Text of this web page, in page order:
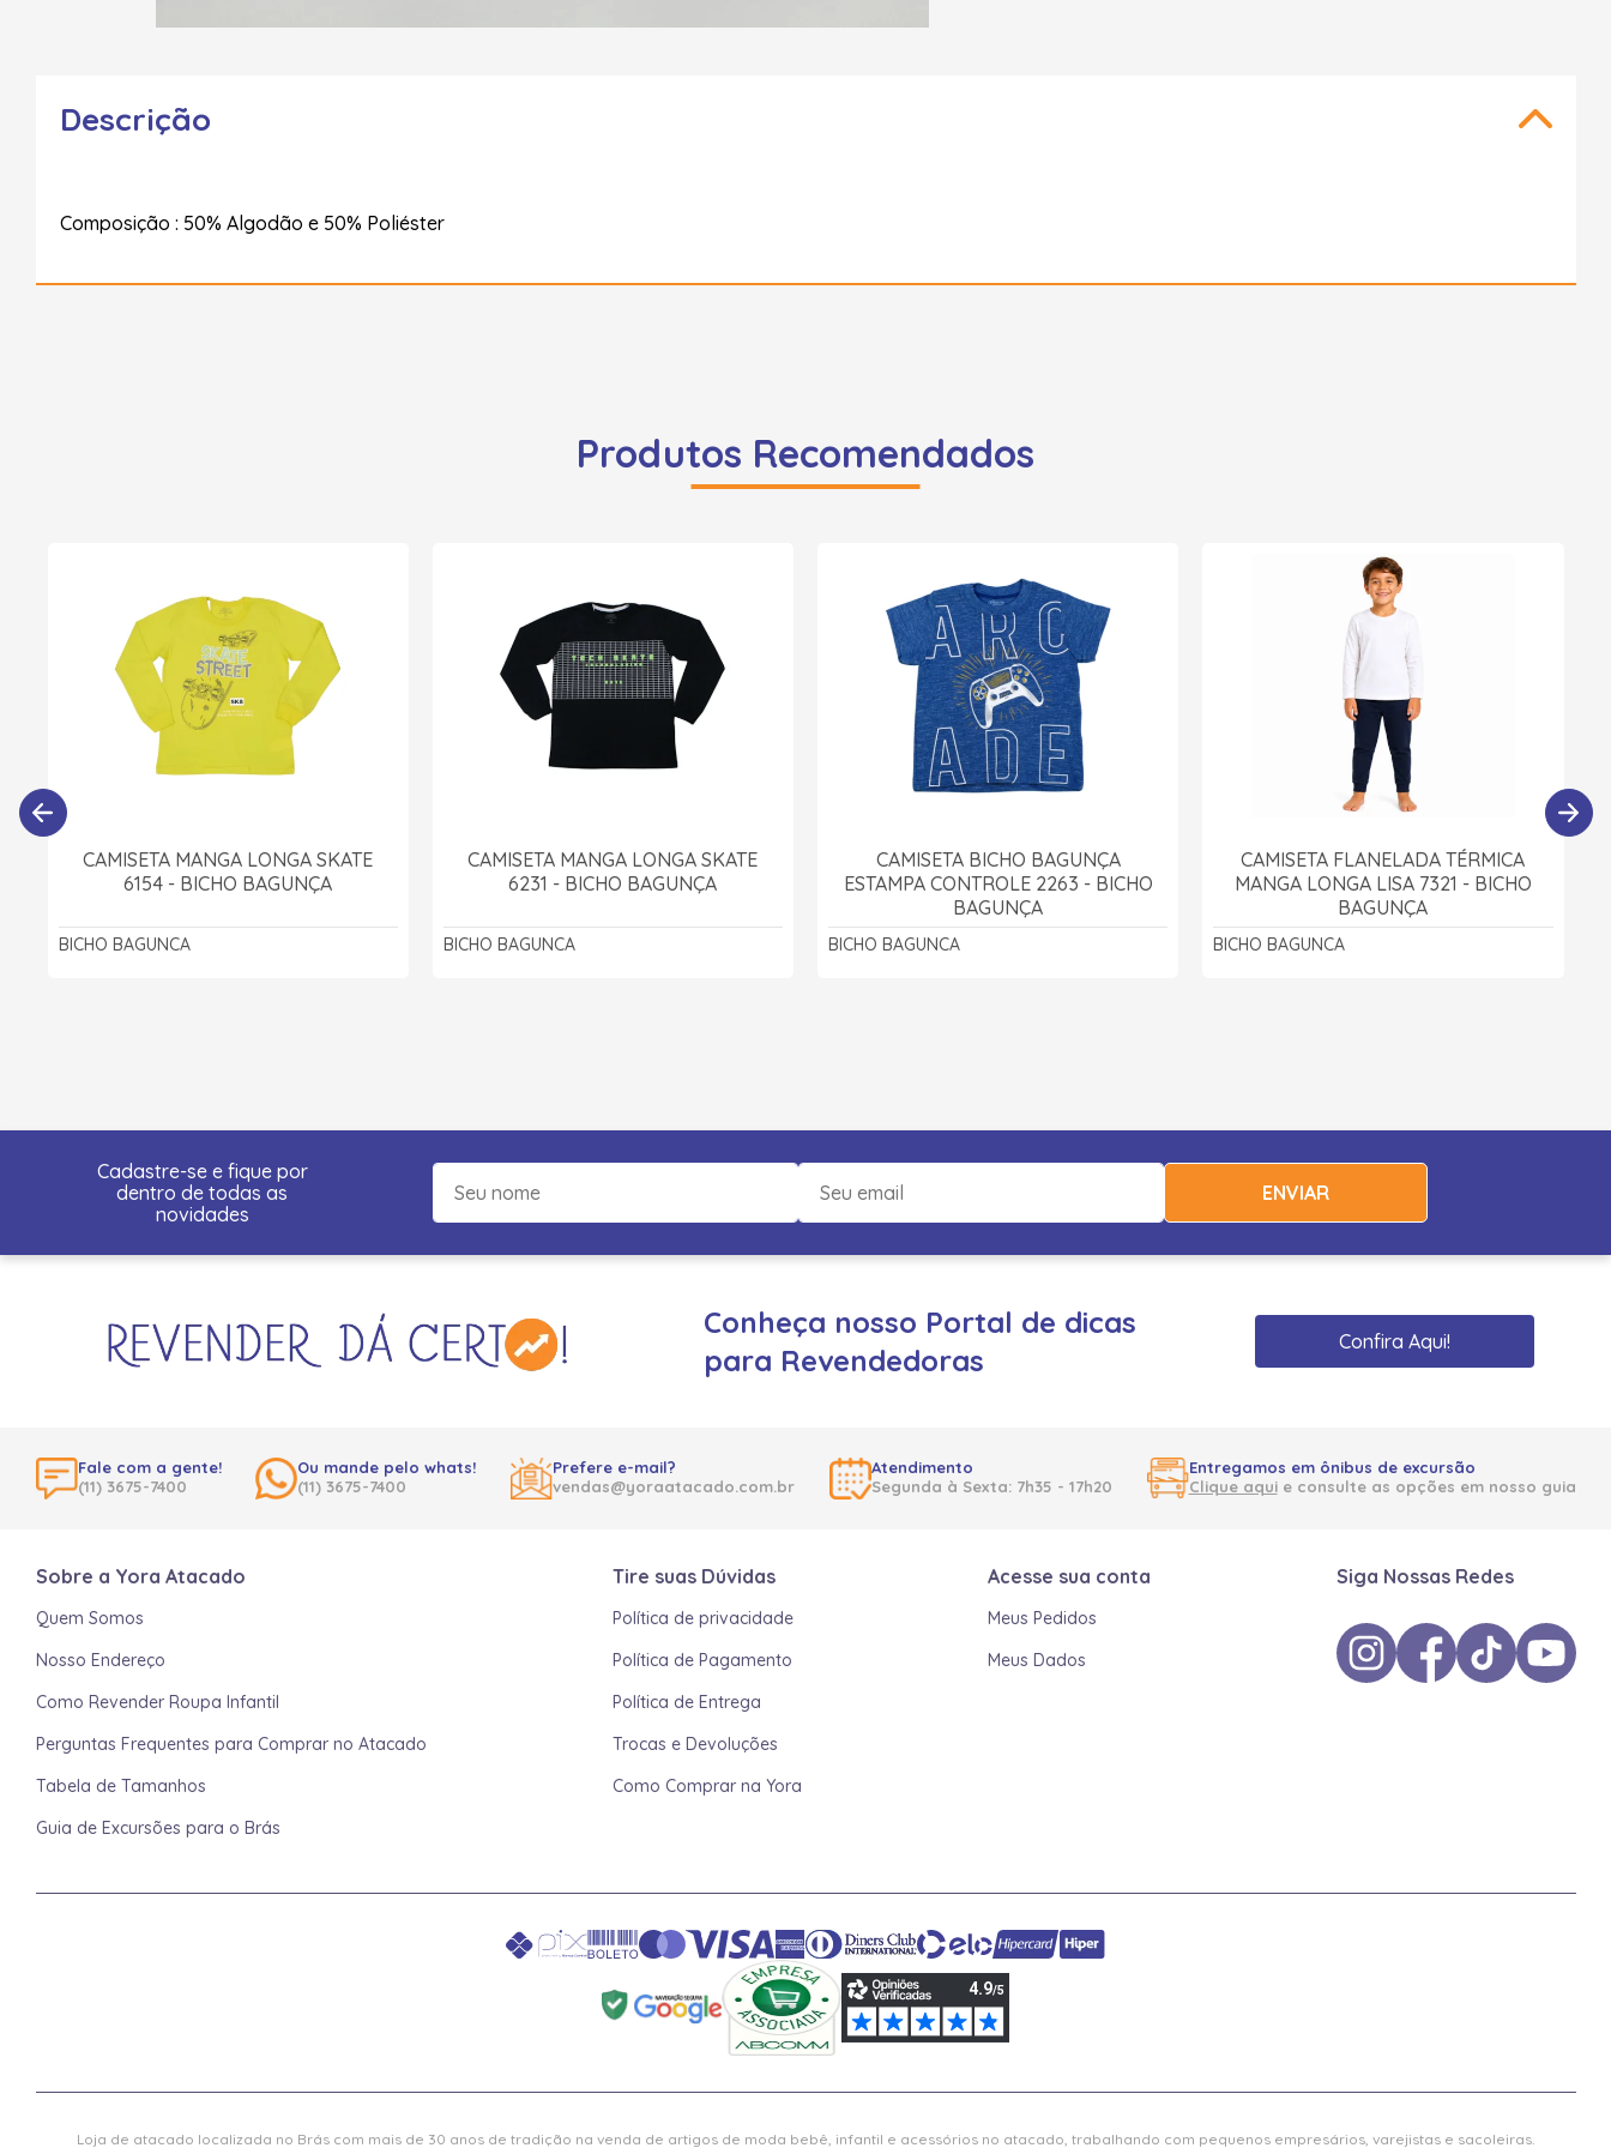
Descrição
Composição : 50% Algodão e 50% Poliéster
Produtos Recomendados
CAMISETA MANGA LONGA SKATE
6154 - BICHO BAGUNÇA
BICHO BAGUNCA
CAMISETA MANGA LONGA SKATE
6231 - BICHO BAGUNÇA
BICHO BAGUNCA
CAMISETA BICHO BAGUNÇA
ESTAMPA CONTROLE 2263 - BICHO
BAGUNÇA
BICHO BAGUNCA
CAMISETA FLANELADA TÉRMICA
MANGA LONGA LISA 7321 - BICHO
BAGUNÇA
BICHO BAGUNCA
Cadastre-se e fique por
dentro de todas as
novidades
ENVIAR
Conheça nosso Portal de dicas
para Revendedoras
Confira Aqui!
Fale com a gente!
(11) 3675-7400
Ou mande pelo whats!
(11) 3675-7400
Prefere e-mail?
vendas@yoraatacado.com.br
Atendimento
Segunda à Sexta: 7h35 - 17h20
Entregamos em ônibus de excursão
Clique aquie consulte as opções em nosso guia
Sobre a Yora Atacado
Quem Somos
Nosso Endereço
Como Revender Roupa Infantil
Perguntas Frequentes para Comprar no Atacado
Tabela de Tamanhos
Guia de Excursões para o Brás
Tire suas Dúvidas
Política de privacidade
Política de Pagamento
Política de Entrega
Trocas e Devoluções
Como Comprar na Yora
Acesse sua conta
Meus Pedidos
Meus Dados
Siga Nossas Redes
Loja de atacado localizada no Brás com mais de 30 anos de tradição na venda de artigos de moda bebê, infantil e acessórios no atacado, trabalhando com pequenos empresários, varejistas e sacoleiras.